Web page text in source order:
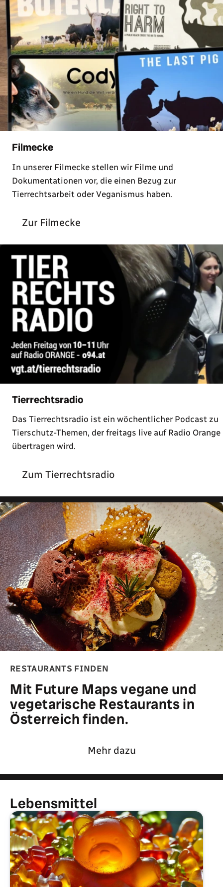
Filmecke
In unserer Filmecke stellen wir Filme und
Dokumentationen vor, die einen Bezug zur
Tierrechtsarbeit oder Veganismus haben.
Zur Filmecke
Tierrechtsradio
Das Tierrechtsradio ist ein wöchentlicher Podcast zu
Tierschutz-Themen, der freitags live auf Radio Orange
übertragen wird.
Zum Tierrechtsradio
RESTAURANTS FINDEN
Mit Future Maps vegane und
vegetarische Restaurants in
Österreich finden.
Mehr dazu
Lebensmittel